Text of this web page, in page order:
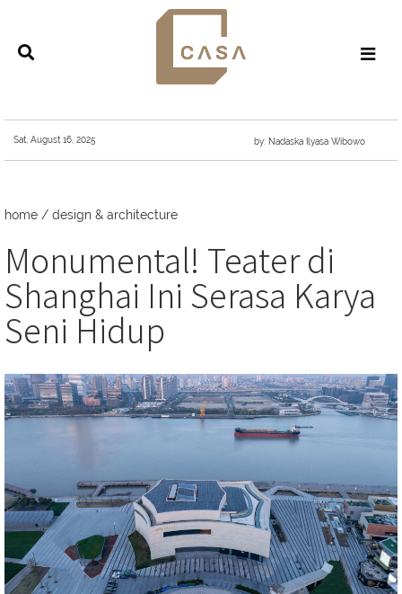
Sat, August 16, 2025 by: Nadaska Ilyasa Wibowo
home / design & architecture
Monumental! Teater di
Shanghai Ini Serasa Karya
Seni Hidup